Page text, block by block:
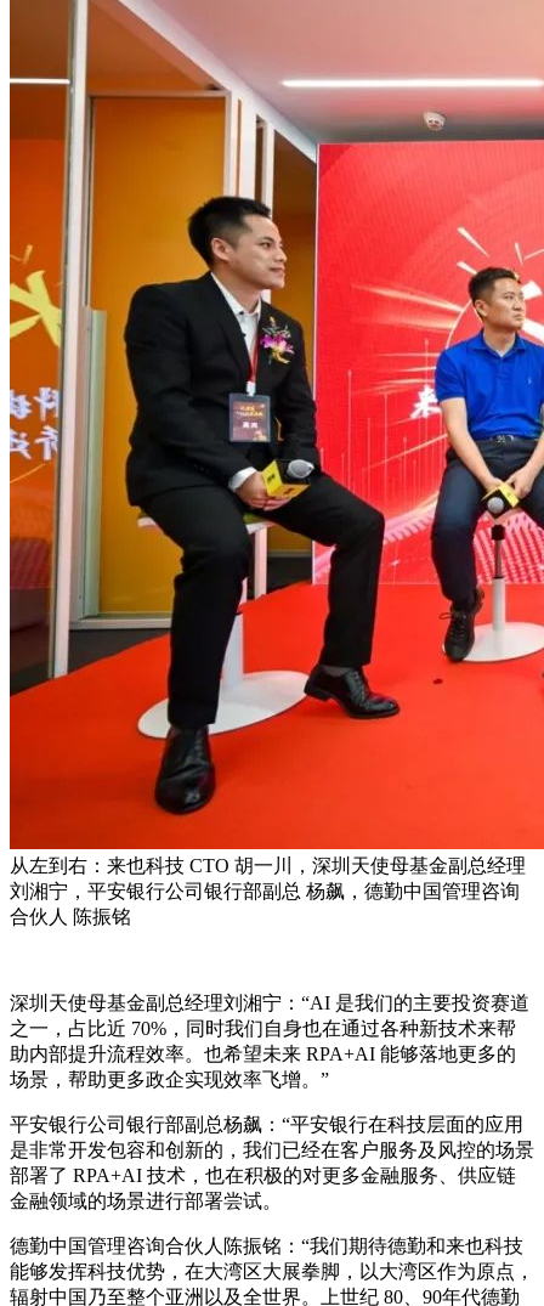
从左到右：来也科技 CTO 胡一川，深圳天使母基金副总经理
刘湘宁，平安银行公司银行部副总 杨飙，德勤中国管理咨询
合伙人 陈振铭
深圳天使母基金副总经理刘湘宁：“AI 是我们的主要投资赛道
之一，占比近 70%，同时我们自身也在通过各种新技术来帮
助内部提升流程效率。也希望未来 RPA+AI 能够落地更多的
场景，帮助更多政企实现效率飞增。”
平安银行公司银行部副总杨飙：“平安银行在科技层面的应用
是非常开发包容和创新的，我们已经在客户服务及风控的场景
部署了 RPA+AI 技术，也在积极的对更多金融服务、供应链
金融领域的场景进行部署尝试。
德勤中国管理咨询合伙人陈振铭：“我们期待德勤和来也科技
能够发挥科技优势，在大湾区大展拳脚，以大湾区作为原点，
辐射中国乃至整个亚洲以及全世界。上世纪 80、90年代德勤